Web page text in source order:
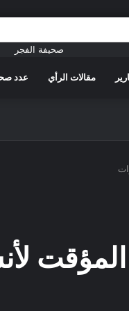
مقالات الرأي عدد